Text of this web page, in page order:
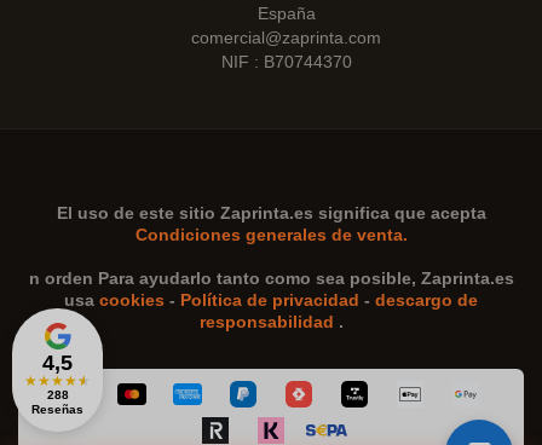
4,5
★★★★★
288
Reseñas
España
comercial@zaprinta.com
NIF : B70744370
El uso de este sitio Zaprinta.es significa que acepta
Condiciones generales de venta.
n orden Para ayudarlo tanto como sea posible, Zaprinta.es
usa cookies - Política de privacidad - descargo de
responsabilidad .